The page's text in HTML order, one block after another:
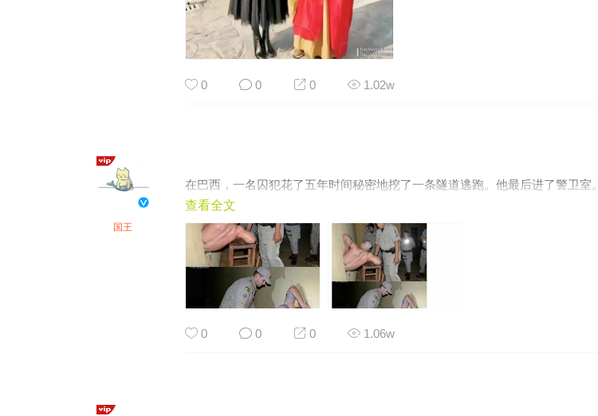
0 0 0 1.02w
国王
在巴西，一名囚犯花了五年时间秘密地挖了一条隧道逃跑。他最后进了警卫室。
查看全文
0 0 0 1.06w